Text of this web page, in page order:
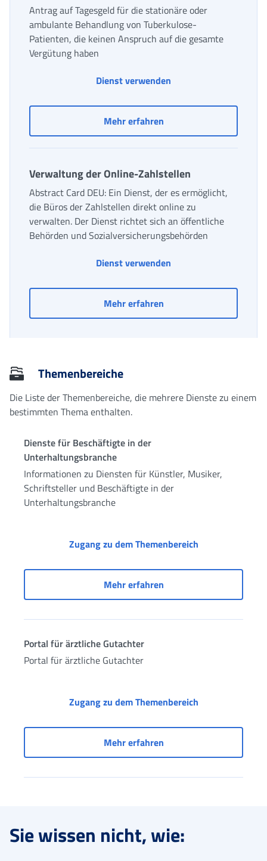
Antrag auf Tagesgeld für die stationäre oder
ambulante Behandlung von Tuberkulose-
Patienten, die keinen Anspruch auf die gesamte
Vergütung haben
Dienst verwenden
Mehr erfahrenTagentschädigung (IG)
Verwaltung der Online-Zahlstellen
Abstract Card DEU: Ein Dienst, der es ermöglicht,
die Büros der Zahlstellen direkt online zu
verwalten. Der Dienst richtet sich an öffentliche
Behörden und Sozialversicherungsbehörden
Dienst verwenden
Mehr erfahrenVerwaltung der Online-
Themenbereiche
Die Liste der Themenbereiche, die mehrere Dienste zu einem
bestimmten Thema enthalten.
Dienste für Beschäftigte in der
Unterhaltungsbranche
Informationen zu Diensten für Künstler, Musiker,
Schriftsteller und Beschäftigte in der
Unterhaltungsbranche
Zugang zu dem ThemenbereichDienste für
Mehr erfahrenDienste für
Portal für ärztliche Gutachter
Portal für ärztliche Gutachter
Zugang zu dem ThemenbereichPortal für
Mehr erfahrenPortal für ärztliche
Sie wissen nicht, wie: